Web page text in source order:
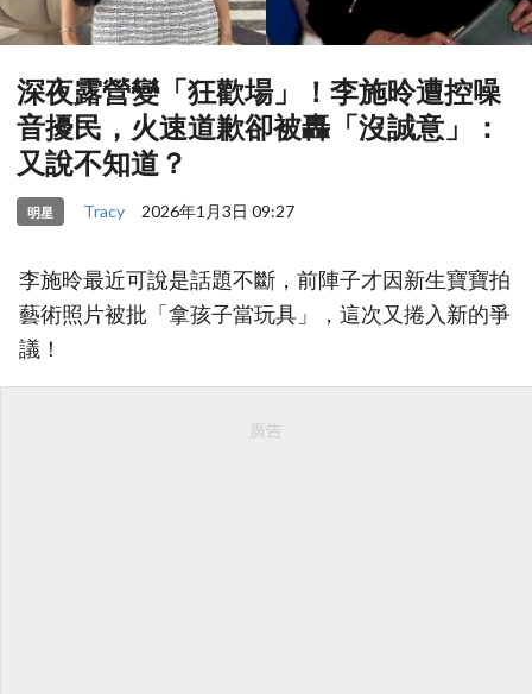
深夜露營變「狂歡場」！李施昤遭控噪
音擾民，火速道歉卻被轟「沒誠意」：
又說不知道？
明星 Tracy 2026年1月3日 09:27
李施昤最近可說是話題不斷，前陣子才因新生寶寶拍
藝術照片被批「拿孩子當玩具」，這次又捲入新的爭
議！
廣告